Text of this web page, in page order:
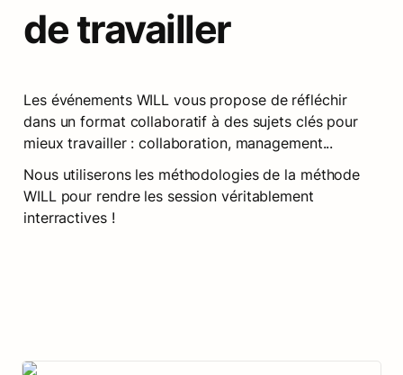
de travailler
Les événements WILL vous propose de réfléchir
dans un format collaboratif à des sujets clés pour
mieux travailler : collaboration, management...
Nous utiliserons les méthodologies de la méthode
WILL pour rendre les session véritablement
interractives !
La méthode WILL dans l’histoire